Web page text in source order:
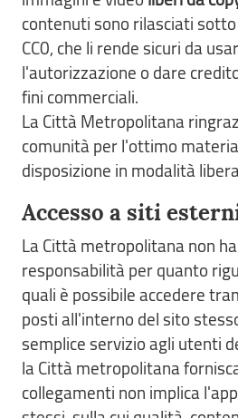
contenuti sono rilasciati
CC0, che li rende sicuri da
l'autorizzazione o dare
fini commerciali.
La Città Metropolitana
comunità per l'ottimo
disposizione in modalità
Accesso a siti
La Città metropolitana non
responsabilità per quanto
quali è possibile accedere
posti all'interno del sito
semplice servizio agli utenti
la Città metropolitana
collegamenti non implica